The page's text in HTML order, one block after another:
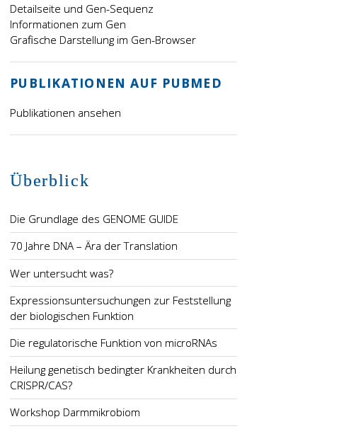
Detailseite und Gen-Sequenz
Informationen zum Gen
Grafische Darstellung im Gen-Browser
PUBLIKATIONEN AUF PUBMED
Publikationen ansehen
Überblick
Die Grundlage des GENOME GUIDE
70 Jahre DNA – Ära der Translation
Wer untersucht was?
Expressionsuntersuchungen zur Feststellung
der biologischen Funktion
Die regulatorische Funktion von microRNAs
Heilung genetisch bedingter Krankheiten durch
CRISPR/CAS?
Workshop Darmmikrobiom